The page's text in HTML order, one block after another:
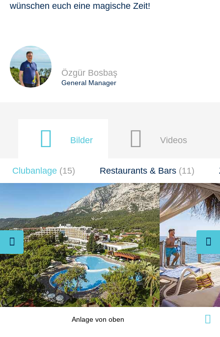
wünschen euch eine magische Zeit!
Özgür Bosbaş
General Manager
Bilder Videos
Clubanlage (15) Restaurants & Bars (11)
Anlage von oben